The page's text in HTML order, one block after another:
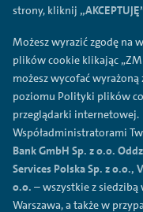
Cupra Formentor
Polityka prywatności
Regulamin
Polityka plików cookies
Ogólne warunki sprzedaży
Przetwarzanie danych
strony, kliknij
Możesz wyrazić zgodę na
plików cookie klikając
możesz wycofać wyrażoną
poziomu Polityki plików
przeglądarki internetowej.
Współadministratorami
Bank GmbH Sp. z o.o.
Services Polska Sp. z o.o.,
o.o. – wszystkie z siedzibą
Warszawa, a także w